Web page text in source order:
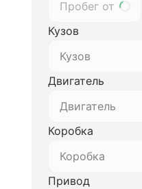
Кузов
Кузов
Двигатель
Двигатель
Коробка
Коробка
Привод